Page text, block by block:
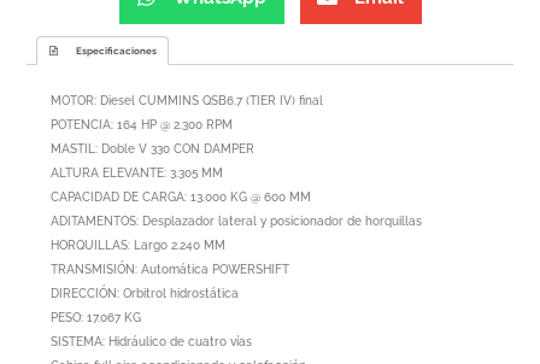
Especificaciones
MOTOR: Diesel CUMMINS QSB6.7 (TIER IV) final
POTENCIA: 164 HP @ 2.300 RPM
MASTIL: Doble V 330 CON DAMPER
ALTURA ELEVANTE: 3.305 MM
CAPACIDAD DE CARGA: 13.000 KG @ 600 MM
ADITAMENTOS: Desplazador lateral y posicionador de horquillas
HORQUILLAS: Largo 2.240 MM
TRANSMISIÓN: Automática POWERSHIFT
DIRECCIÓN: Orbitrol hidrostática
PESO: 17.067 KG
SISTEMA: Hidráulico de cuatro vías